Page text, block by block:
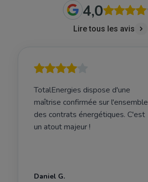
4,0
Lire tous les avis
TotalEnergies dispose d'une
maîtrise confirmée sur l'ensemble
des contrats énergétiques. C'est
un atout majeur !
Daniel G.